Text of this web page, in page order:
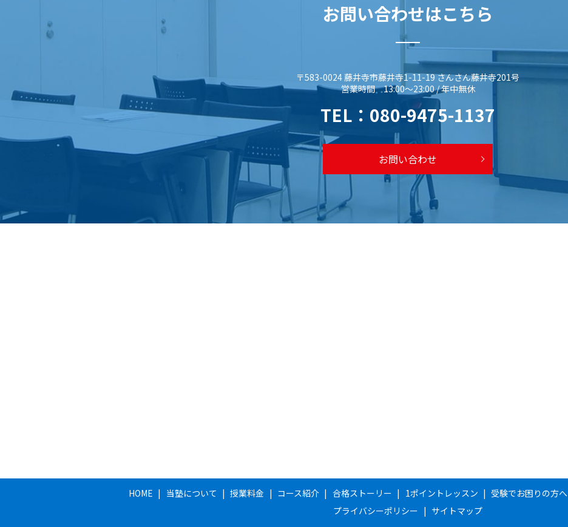
お問い合わせはこちら
〒583-0024 藤井寺市藤井寺1-11-19 さんさん藤井寺201号
営業時間 13:00～23:00 / 年中無休
TEL： 080-9475-1137
お問い合わせ
HOME 当塾について 授業料金 コース紹介 合格ストーリー 1ポイントレッスン 受験でお困りの方へ
プライバシーポリシー
サイトマップ